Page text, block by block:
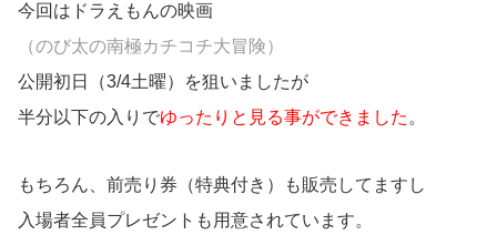
今回はドラえもんの映画
（のび太の南極カチコチ大冒険）
公開初日（3/4土曜）を狙いましたが
半分以下の入りでゆったりと見る事ができました。
もちろん、前売り券（特典付き）も販売してますし
入場者全員プレゼントも用意されています。